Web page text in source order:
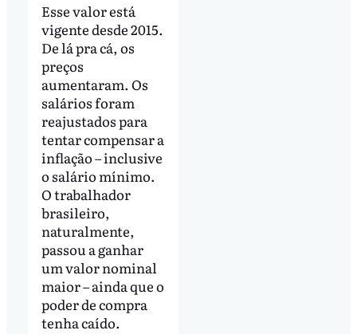
Esse valor está
vigente desde 2015.
De lá pra cá, os
preços
aumentaram. Os
salários foram
reajustados para
tentar compensar a
inflação – inclusive
o salário mínimo.
O trabalhador
brasileiro,
naturalmente,
passou a ganhar
um valor nominal
maior – ainda que o
poder de compra
tenha caído.